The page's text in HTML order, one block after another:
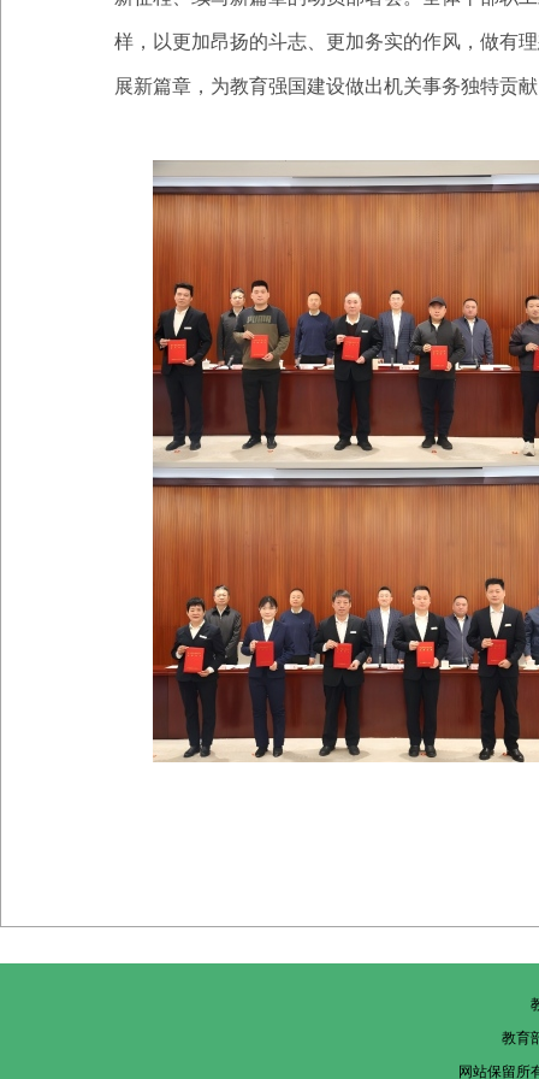
样，以更加昂扬的斗志、更加务实的作风，做有
展新篇章，为教育强国建设做出机关事务独特贡
教育
网站保留所